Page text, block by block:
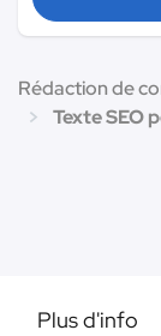
Rédaction de
Texte SEO
Plus d'info